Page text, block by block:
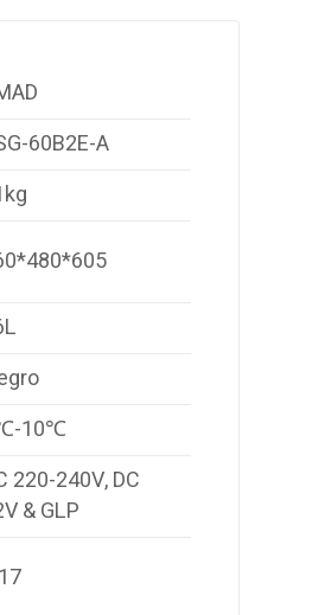
60B2E-A
10℃
220-240V, DC
& GLP